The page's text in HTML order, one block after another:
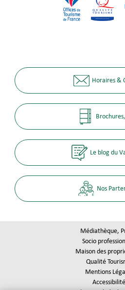
Horaires &
Le blog du
Nos
Médiathèque,
Socio
Maison des
Qualité
Mentions
Accessibilité